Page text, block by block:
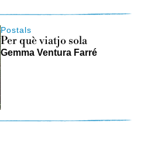
Postals
Per què viatjo sola
Gemma Ventura Farré